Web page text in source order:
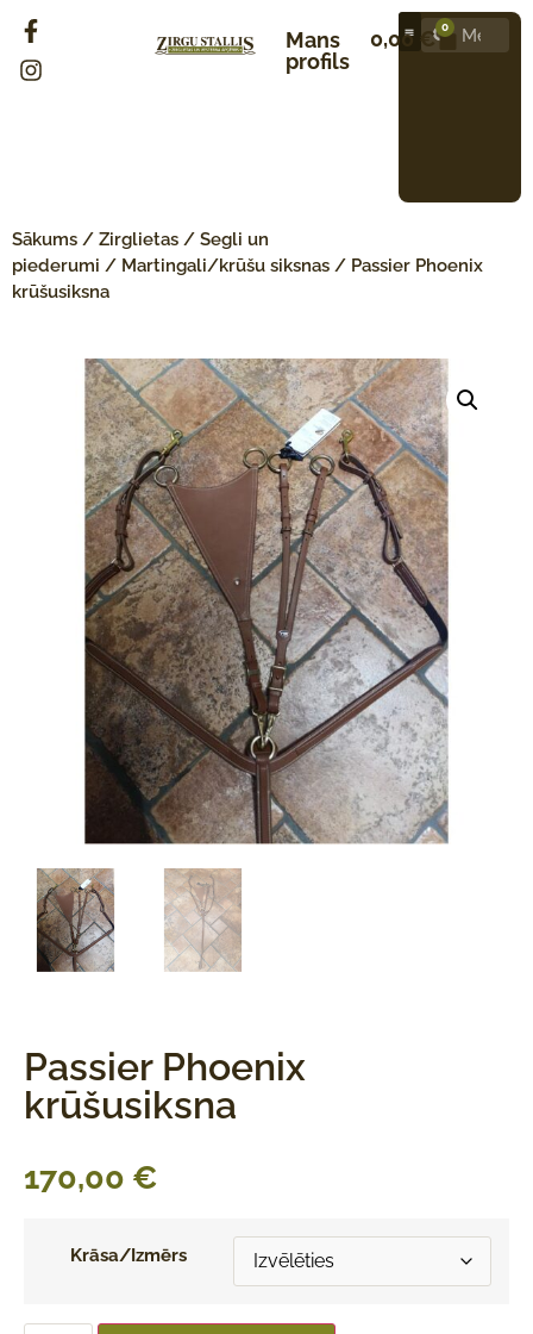
Mans
profils
0,00 € 0
Sākums / Zirglietas / Segli un
piederumi / Martingali/krūšu siksnas / Passier Phoenix
krūšusiksna
Passier Phoenix
krūšusiksna
170,00 €
Krāsa/Izmērs